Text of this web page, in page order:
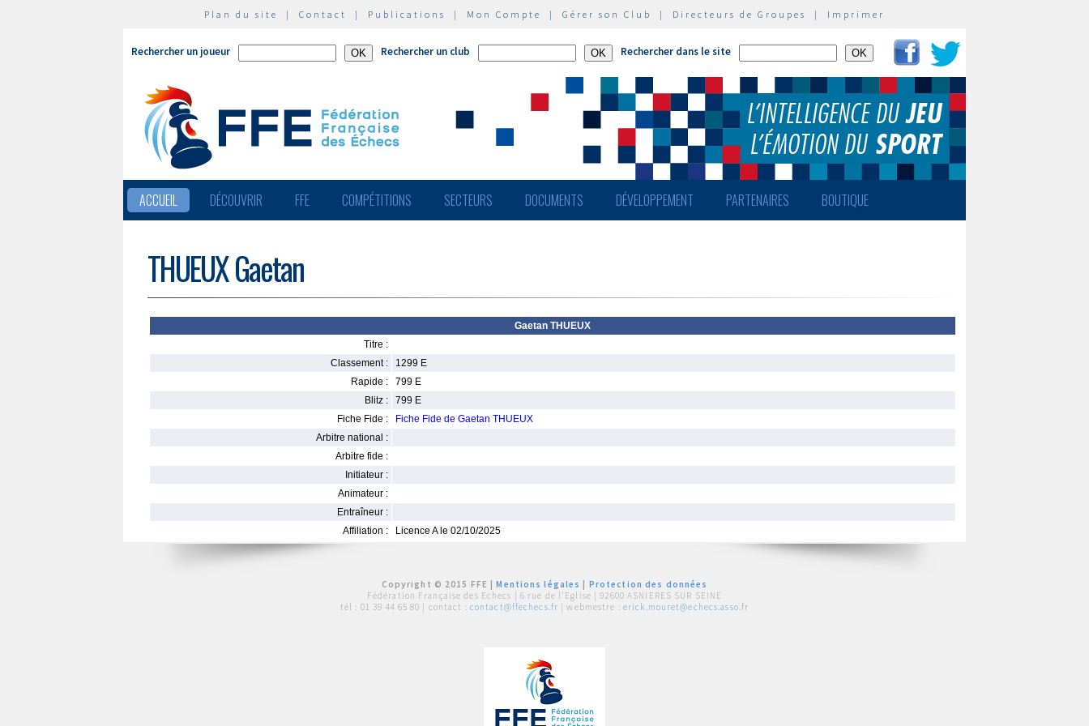
Plan du site | Contact | Publications | Mon Compte | Gérer son Club | Directeurs de Groupes | Imprimer
Rechercher un joueur Rechercher un club Rechercher dans le site
ACCUEIL DÉCOUVRIR FFE COMPÉTITIONS SECTEURS DOCUMENTS DÉVELOPPEMENT PARTENAIRES BOUTIQUE
THUEUX Gaetan
Gaetan THUEUX
Titre :
Classement :
1299 E
Rapide :
799 E
Blitz :
799 E
Fiche Fide :
Fiche Fide de Gaetan THUEUX
Arbitre national :
Arbitre fide :
Initiateur :
Animateur :
Entraîneur :
Affiliation :
Licence A le 02/10/2025
Copyright © 2015 FFE |Mentions légales
Protection des données
Fédération Française des Echecs | 6 rue de l'Eglise | 92600 ASNIERES SUR SEINE
tél : 01 39 44 65 80 | contact : contact@ffechecs.fr | webmestre : erick.mouret@echecs.asso.fr